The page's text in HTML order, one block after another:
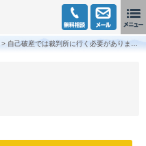
> 自己破産では裁判所に行く必要がありますか